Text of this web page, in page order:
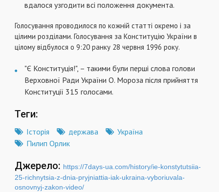
вдалося узгодити всі положення документа.
Голосування проводилося по кожній статті окремо і за
цілими розділами. Голосування за Конституцію України в
цілому відбулося о 9:20 ранку 28 червня 1996 року.
"Є Конституція!", – такими були перші слова голови
Верховної Ради України О. Мороза після прийняття
Конституції 315 голосами.
Теги:
Історія держава
Україна
Пилип Орлик
Джерело: https://7days-ua.com/history/ie-konstytutsiia-
25-richnytsia-z-dnia-pryjniattia-iak-ukraina-vyboriuvala-
osnovnyj-zakon-video/